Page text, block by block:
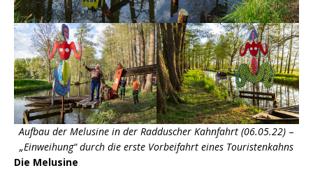
Aufbau der Melusine in der Radduscher Kahnfahrt (06.05.22) –
„Einweihung“ durch die erste Vorbeifahrt eines Touristenkahns
Die Melusine